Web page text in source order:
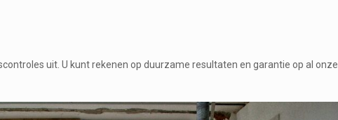
uit. U kunt rekenen op duurzame resultaten en garantie op al onze